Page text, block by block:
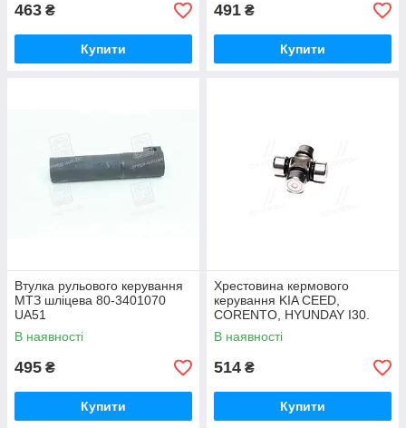
463 ₴
Купити
491 ₴
Купити
Втулка рульового керування
МТЗ шліцева 80-3401070
UA51
В наявності
495 ₴
Купити
Хрестовина кермового
керування KIA CEED,
CORENTO, HYUNDAY I30.
ACCENT 94-(Вир-во FEBEST)
AS-1639 UA51
В наявності
514 ₴
Купити